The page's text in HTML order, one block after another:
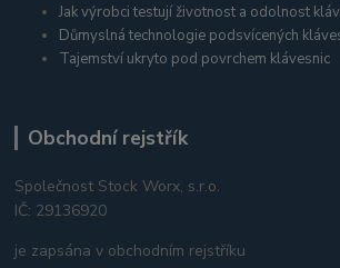
Jak výrobci testují životnost a odolnost
Důmyslná technologie podsvícených
Tajemství ukryto pod povrchem klávesnic
Obchodní rejstřík
Společnost Stock Worx, s.r.o.
IČ: 29136920
je zapsána v obchodním rejstříku